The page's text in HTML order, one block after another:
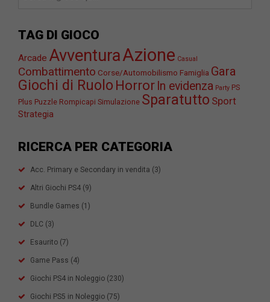
TAG DI GIOCO
Arcade AvventuraAzione Casual
Combattimento Corse/Automobilismo Famiglia Gara
Giochi di Ruolo Horror In evidenza Party PS
Plus Puzzle Rompicapi Simulazione Sparatutto Sport
Strategia
RICERCA PER CATEGORIA
Acc. Primary e Secondary in vendita (3)
Altri Giochi PS4 (9)
Bundle Games (1)
DLC (3)
Esaurito (7)
Game Pass (4)
Giochi PS4 in Noleggio (230)
Giochi PS5 in Noleggio (75)